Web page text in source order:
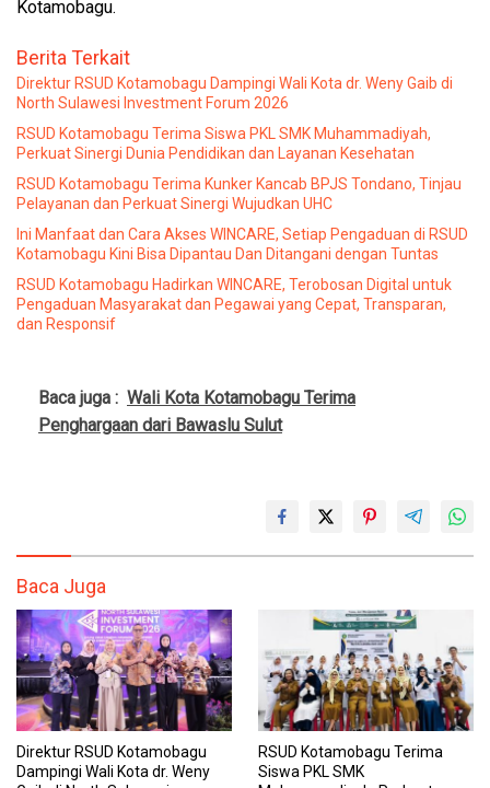
Kotamobagu.
Berita Terkait
Direktur RSUD Kotamobagu Dampingi Wali Kota dr. Weny Gaib di
North Sulawesi Investment Forum 2026
RSUD Kotamobagu Terima Siswa PKL SMK Muhammadiyah,
Perkuat Sinergi Dunia Pendidikan dan Layanan Kesehatan
RSUD Kotamobagu Terima Kunker Kancab BPJS Tondano, Tinjau
Pelayanan dan Perkuat Sinergi Wujudkan UHC
Ini Manfaat dan Cara Akses WINCARE, Setiap Pengaduan di RSUD
Kotamobagu Kini Bisa Dipantau Dan Ditangani dengan Tuntas
RSUD Kotamobagu Hadirkan WINCARE, Terobosan Digital untuk
Pengaduan Masyarakat dan Pegawai yang Cepat, Transparan,
dan Responsif
Baca juga : Wali Kota Kotamobagu Terima
Penghargaan dari Bawaslu Sulut
Baca Juga
Direktur RSUD Kotamobagu
Dampingi Wali Kota dr. Weny
RSUD Kotamobagu Terima
Siswa PKL SMK